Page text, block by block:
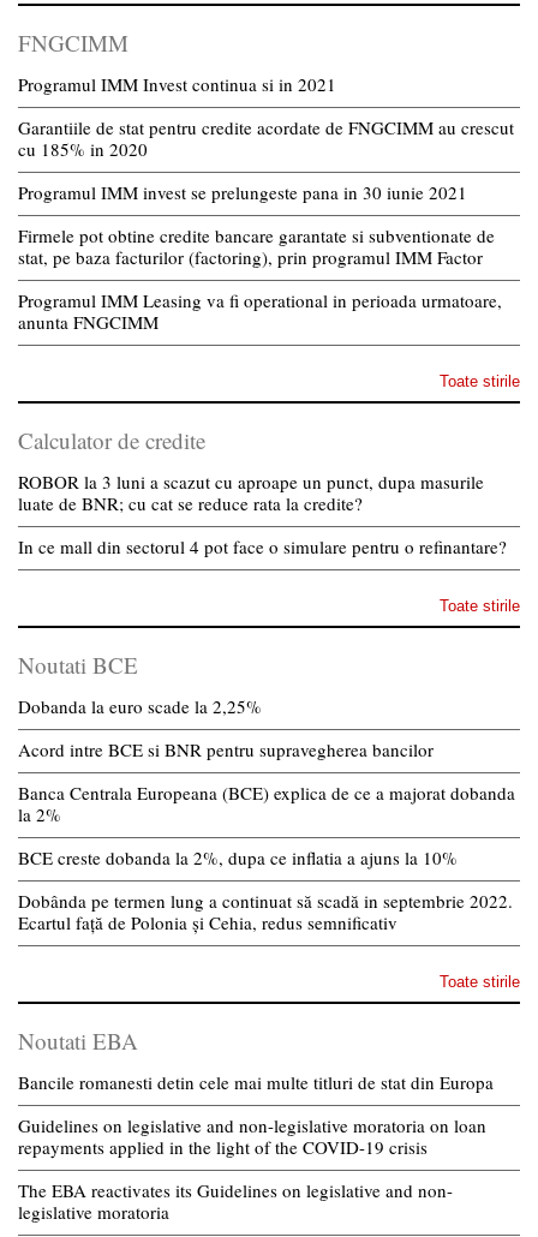
FNGCIMM
Programul IMM Invest continua si in 2021
Garantiile de stat pentru credite acordate de FNGCIMM au crescut
cu 185% in 2020
Programul IMM invest se prelungeste pana in 30 iunie 2021
Firmele pot obtine credite bancare garantate si subventionate de
stat, pe baza facturilor (factoring), prin programul IMM Factor
Programul IMM Leasing va fi operational in perioada urmatoare,
anunta FNGCIMM
Toate stirile
Calculator de credite
ROBOR la 3 luni a scazut cu aproape un punct, dupa masurile
luate de BNR; cu cat se reduce rata la credite?
In ce mall din sectorul 4 pot face o simulare pentru o refinantare?
Toate stirile
Noutati BCE
Dobanda la euro scade la 2,25%
Acord intre BCE si BNR pentru supravegherea bancilor
Banca Centrala Europeana (BCE) explica de ce a majorat dobanda
la 2%
BCE creste dobanda la 2%, dupa ce inflatia a ajuns la 10%
Dobânda pe termen lung a continuat să scadă in septembrie 2022.
Ecartul față de Polonia și Cehia, redus semnificativ
Toate stirile
Noutati EBA
Bancile romanesti detin cele mai multe titluri de stat din Europa
Guidelines on legislative and non-legislative moratoria on loan
repayments applied in the light of the COVID-19 crisis
The EBA reactivates its Guidelines on legislative and non-
legislative moratoria